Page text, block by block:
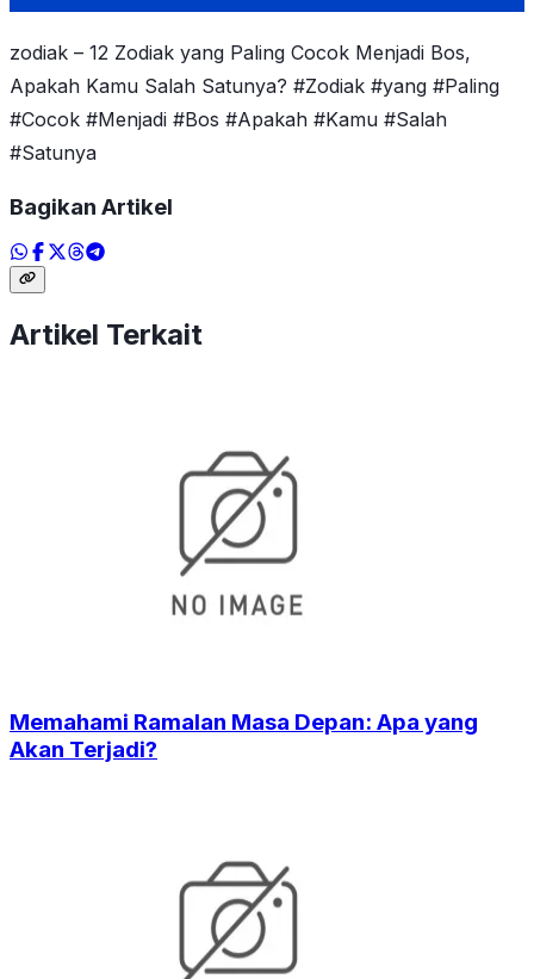
zodiak – 12 Zodiak yang Paling Cocok Menjadi Bos,
Apakah Kamu Salah Satunya? #Zodiak #yang #Paling
#Cocok #Menjadi #Bos #Apakah #Kamu #Salah
#Satunya
Bagikan Artikel
Artikel Terkait
Memahami Ramalan Masa Depan: Apa yang
Akan Terjadi?